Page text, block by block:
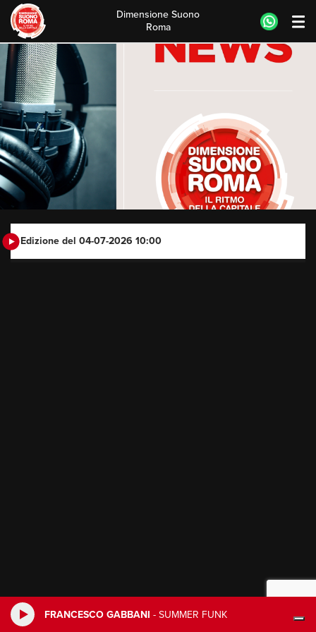
FRANCESCO GABBANI - SUMMER FUNK
Skip
to
content
Dimensione Suono
Roma
Edizione del 04-07-2026 10:00